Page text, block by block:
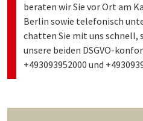
beraten wir Sie vor Ort am
Berlin sowie telefonisch
chatten Sie mit uns schnell,
unsere beiden DSGVO-
+493093952000 und